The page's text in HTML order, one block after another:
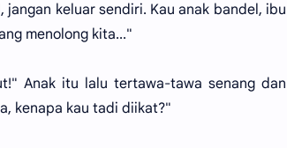
jangan keluar sendiri. Kau anak bandel, ibu
menolong kita..."
Anak itu lalu tertawa-tawa senang dan
kenapa kau tadi diikat?"